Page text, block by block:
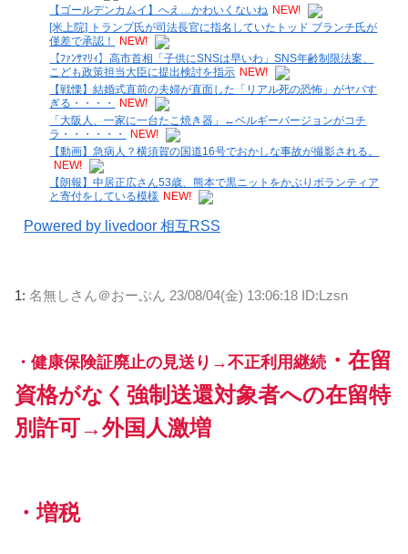
【ゴールデンカムイ】へえ…かわいくないね NEW!
[米上院] トランプ氏が司法長官に指名していたトッド ブランチ氏が
僅差で承認！
NEW!
【ﾌｧﾝｻﾏﾘｨ】高市首相「子供にSNSは早いわ」SNS年齢制限法案、
こども政策担当大臣に提出検討を指示 NEW!
【戦慄】結婚式直前の夫婦が直面した「リアル死の恐怖」がヤバす
ぎる・・・・
NEW!
「大阪人、一家に一台たこ焼き器」←ベルギーバージョンがコチ
ラ・・・・・・
NEW!
【動画】急病人？横須賀の国道16号でおかしな事故が撮影される。
NEW!
【朗報】中居正広さん53歳、熊本で黒ニットをかぶりボランティア
と寄付をしている模様 NEW!
Powered by livedoor 相互RSS
1: 名無しさん＠おーぷん 23/08/04(金) 13:06:18 ID:Lzsn
・健康保険証廃止の見送り→不正利用継続 ・在留
資格がなく強制送還対象者への在留特
別許可→外国人激増
・増税